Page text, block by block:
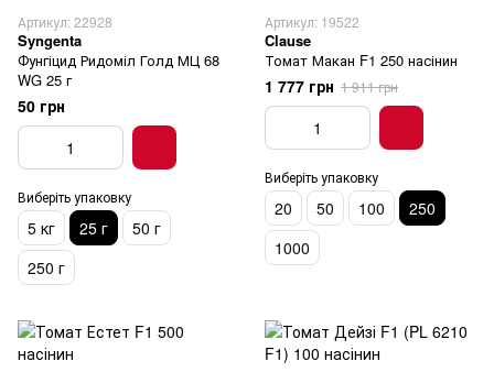
Артикул: 22928
Syngenta
Фунгіцид Ридоміл Голд МЦ 68
WG 25 г
50 грн
Виберіть упаковку
5 кг 25 г
50 г
250 г
Артикул: 19522
Clause
Томат Макан F1 250 насінин
1 777 грн 1 911 грн
Виберіть упаковку
20 50 100
250
1000